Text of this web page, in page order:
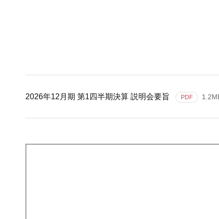
2026年12月期 第1四半期決算 説明会要旨 PDF